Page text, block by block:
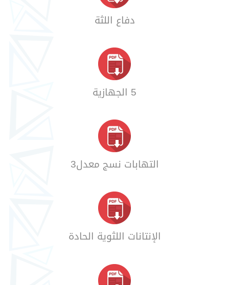
دفاع اللثة
5 الجهازية
التهابات نسج معدل3
الإنتانات اللثوية الحادة